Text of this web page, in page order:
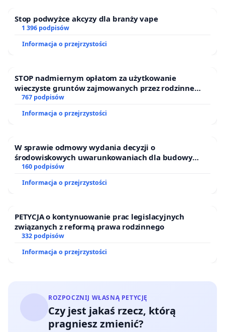
Stop podwyżce akcyzy dla branży vape
1 396 podpisów
Informacja o przejrzystości
STOP nadmiernym opłatom za użytkowanie
wieczyste gruntów zajmowanych przez rodzinne
ogrody działkowe.
767 podpisów
Informacja o przejrzystości
W sprawie odmowy wydania decyzji o
środowiskowych uwarunkowaniach dla budowy
zakładu wytwarzania biometanu „Krynki” w
Puszczy Knyszyńskiej
160 podpisów
Informacja o przejrzystości
PETYCJA o kontynuowanie prac legislacyjnych
związanych z reformą prawa rodzinnego
332 podpisów
Informacja o przejrzystości
ROZPOCZNIJ WŁASNĄ PETYCJĘ
Czy jest jakaś rzecz, którą
pragniesz zmienić?